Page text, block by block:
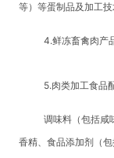
等）等蛋制品及加工技
4.鲜冻畜禽肉产
5.肉类加工食品
调味料（包括咸
香精、食品添加剂（